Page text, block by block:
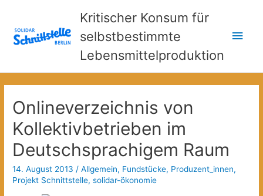
Kritischer Konsum für
selbstbestimmte
Lebensmittelproduktion
Onlineverzeichnis von
Kollektivbetrieben im
Deutschsprachigem Raum
14. August 2013 /Allgemein, Fundstücke, Produzent_innen,
Projekt Schnittstelle,solidar-ökonomie